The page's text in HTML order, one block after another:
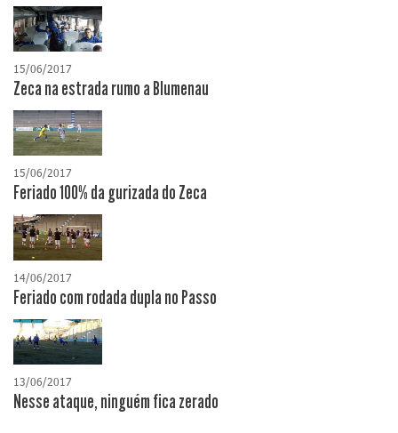
15/06/2017
Zeca na estrada rumo a Blumenau
15/06/2017
Feriado 100% da gurizada do Zeca
14/06/2017
Feriado com rodada dupla no Passo
13/06/2017
Nesse ataque, ninguém fica zerado